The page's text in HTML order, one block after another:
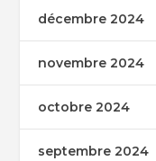
décembre 2024
novembre 2024
octobre 2024
septembre 2024